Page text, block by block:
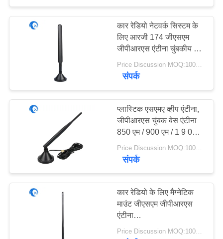
चुंबकीय आधार एंटीना
३जी ४जी ५जी एंटीना
69
कार रेडियो नेटवर्क सिस्टम के
लिए आरजी 174 जीएसएम
जीपीआरएस एंटीना चुंबकीय बेस
900/1800 एमएचजेड
संपर्क
प्लास्टिक एसएमए व्हीप एंटीना,
जीपीआरएस चुंबक बेस एंटीना
850 एम / 900 एम / 1 9 00
एम / 1 9 00 एम
Price Discussion MOQ:100PCS
संपर्क
कार रेडियो के लिए मैग्नेटिक
माउंट जीएसएम जीपीआरएस
एंटीना
850/900/1800/1900MHZ
Price Discussion MOQ:100PCS